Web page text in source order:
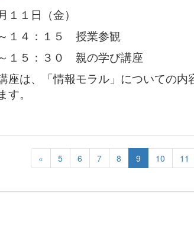
１日（金）
１４：１５ 授業参観
５：３０ 親の学び講座
座は、「情報モラル」についての
す。
« 5 6 7 8 9 10 11